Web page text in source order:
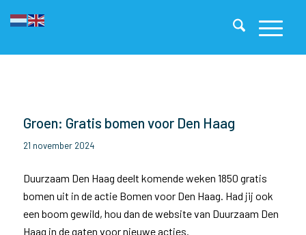
Groen: Gratis bomen voor Den Haag
21 november 2024
Duurzaam Den Haag deelt komende weken 1850 gratis
bomen uit in de actie Bomen voor Den Haag. Had jij ook
een boom gewild, hou dan de website van Duurzaam Den
Haag in de gaten voor nieuwe acties.